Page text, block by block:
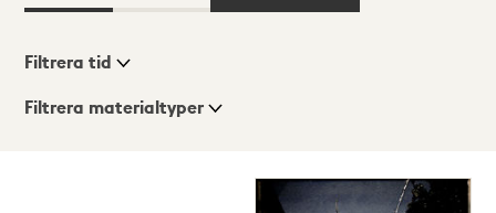
Visningsläge
Filtrera tid
Filtrera materialtyper